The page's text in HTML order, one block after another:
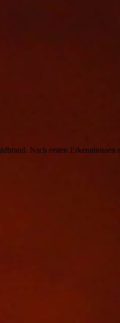
Nach ersten Erkenntnissen